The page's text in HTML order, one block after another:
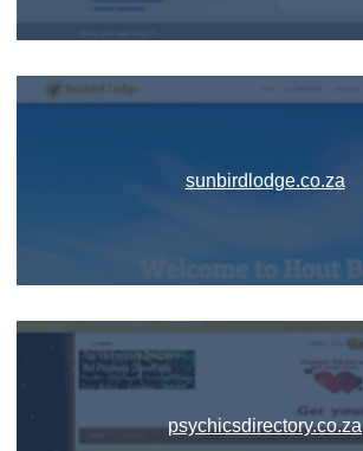
sunbirdlodge.co.za
psychicsdirectory.co.za